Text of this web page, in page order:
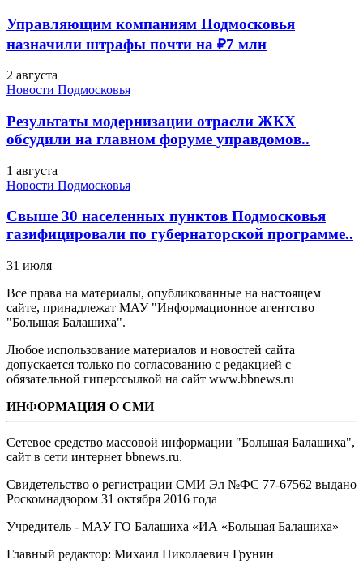
Управляющим компаниям Подмосковья
назначили штрафы почти на ₽7 млн
2 августа
Новости Подмосковья
Результаты модернизации отрасли ЖКХ
обсудили на главном форуме управдомов..
1 августа
Новости Подмосковья
Свыше 30 населенных пунктов Подмосковья
газифицировали по губернаторской программе..
31 июля
Все права на материалы, опубликованные на настоящем
сайте, принадлежат МАУ "Информационное агентство
"Большая Балашиха".
Любое использование материалов и новостей сайта
допускается только по согласованию с редакцией с
обязательной гиперссылкой на сайт www.bbnews.ru
ИНФОРМАЦИЯ О СМИ
Сетевое средство массовой информации "Большая Балашиха",
сайт в сети интернет bbnews.ru.
Свидетельство о регистрации СМИ Эл №ФС ‎77-67562 выдано
Роскомнадзором 31 октября 2016 года
Учредитель - МАУ ГО Балашиха «ИА «Большая Балашиха»
Главный редактор: Михаил Николаевич Грунин